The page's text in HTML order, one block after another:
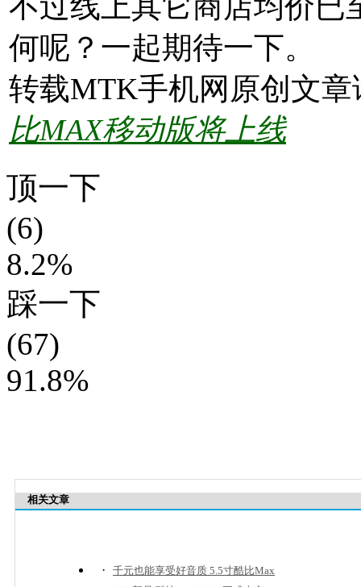
何呢？一起期待一下。
转载MTK手机网原创文
比MAX移动版将上线
顶一下
(6)
8.2%
踩一下
(67)
91.8%
相关文章
· 千元也能享受好音质 5.5寸酷比Max